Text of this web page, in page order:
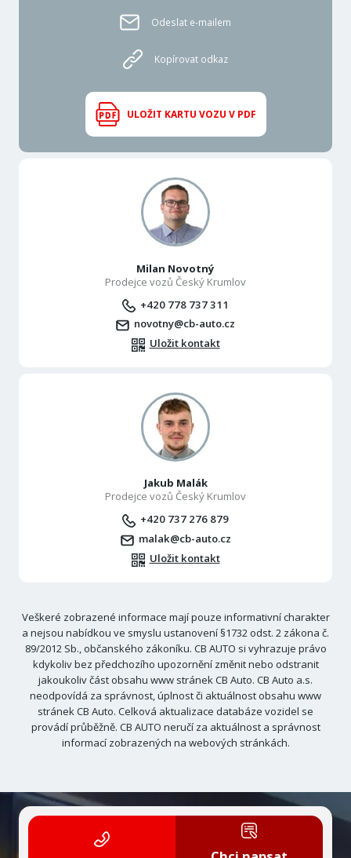
Odeslat e-mailem
Kopírovat odkaz
ULOŽIT KARTU VOZU V PDF
Milan Novotný
Prodejce vozů Český Krumlov
+420 778 737 311
novotny@cb-auto.cz
Uložit kontakt
Jakub Malák
Prodejce vozů Český Krumlov
+420 737 276 879
malak@cb-auto.cz
Uložit kontakt
Veškeré zobrazené informace mají pouze informativní charakter
a nejsou nabídkou ve smyslu ustanovení §1732 odst. 2 zákona č.
89/2012 Sb., občanského zákoníku. CB AUTO si vyhrazuje právo
kdykoliv bez předchozího upozornění změnit nebo odstranit
jakoukoliv část obsahu www stránek CB Auto. CB Auto a.s.
neodpovídá za správnost, úplnost či aktuálnost obsahu www
stránek CB Auto. Celková aktualizace databáze vozidel se
provádí průběžně. CB AUTO neručí za aktuálnost a správnost
informací zobrazených na webových stránkách.